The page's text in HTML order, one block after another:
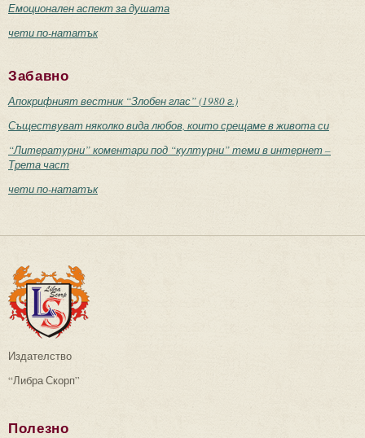
Емоционален аспект за душата
чети по-нататък
Забавно
Апокрифният вестник “Злобен глас” (1980 г.)
Съществуват няколко вида любов, които срещаме в живота си
“Литературни” коментари под “културни” теми в интернет –
Трета част
чети по-нататък
Издателство
“Либра Скорп”
Полезно